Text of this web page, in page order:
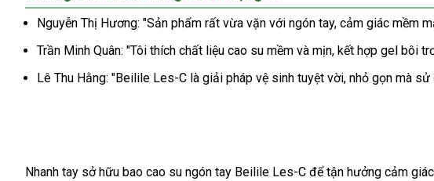
su
ngón
tay
Les-
mỏng
Nguyễn Thị Hương: "Sản phẩm rất vừa vặn với ngón tay, cảm giác mềm
Trần Minh Quân: "Tôi thích chất liệu cao su mềm và mịn, kết hợp gel bôi
Lê Thu Hằng: "Beilile Les-C là giải pháp vệ sinh tuyệt vời, nhỏ gọn mà
Nhanh tay sở hữu bao cao su ngón tay Beilile Les-C để tận hưởng cảm